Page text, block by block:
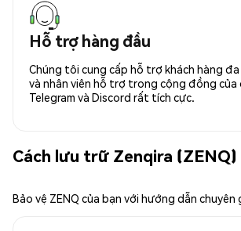
Hỗ trợ hàng đầu
Chúng tôi cung cấp hỗ trợ khách hàng
và nhân viên hỗ trợ trong cộng đồng
Telegram và Discord rất tích cực.
Cách lưu trữ Zenqira
Bảo vệ ZENQ của bạn với hướng dẫn chuyên